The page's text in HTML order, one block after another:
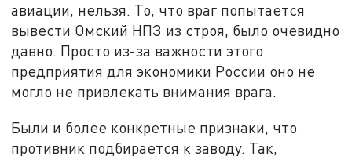
авиации, нельзя. То, что враг попытается
вывести Омский НПЗ из строя, было очевидно
давно. Просто из-за важности этого
предприятия для экономики России оно не
могло не привлекать внимания врага.
Были и более конкретные признаки, что
противник подбирается к заводу. Так,